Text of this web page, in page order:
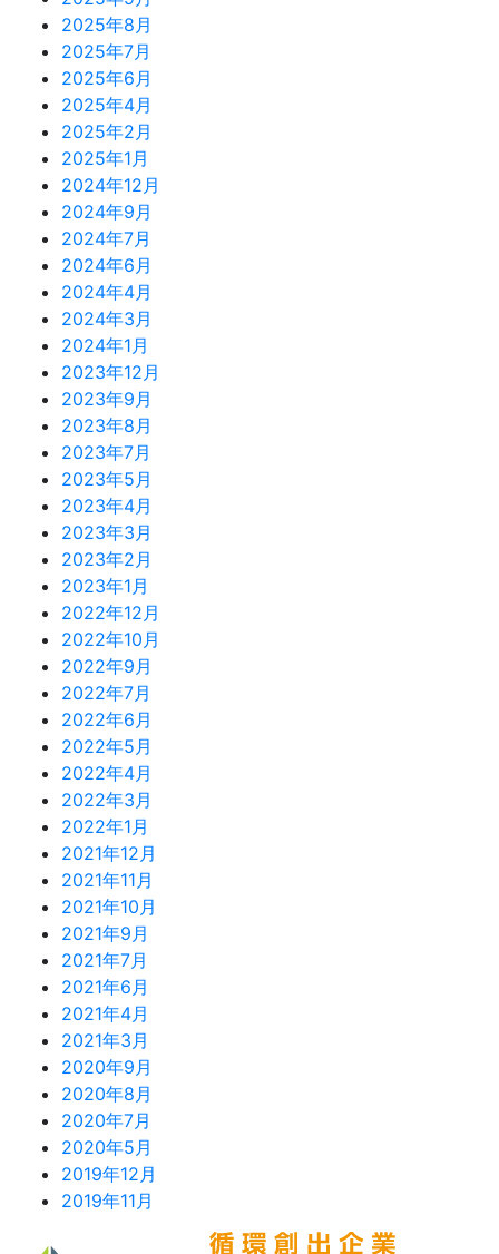
2025年8月
2025年7月
2025年6月
2025年4月
2025年2月
2025年1月
2024年12月
2024年9月
2024年7月
2024年6月
2024年4月
2024年3月
2024年1月
2023年12月
2023年9月
2023年8月
2023年7月
2023年5月
2023年4月
2023年3月
2023年2月
2023年1月
2022年12月
2022年10月
2022年9月
2022年7月
2022年6月
2022年5月
2022年4月
2022年3月
2022年1月
2021年12月
2021年11月
2021年10月
2021年9月
2021年7月
2021年6月
2021年4月
2021年3月
2020年9月
2020年8月
2020年7月
2020年5月
2019年12月
2019年11月